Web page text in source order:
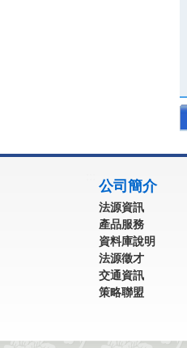
公司簡介
法源資訊
產品服務
資料庫說明
法源徵才
交通資訊
策略聯盟